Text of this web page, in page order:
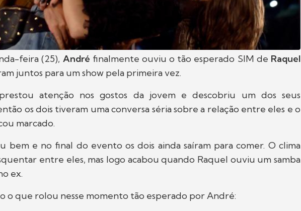
feira (25), André finalmente ouviu o tão esperado SIM de Raquel
juntos para um show pela primeira vez.
atenção nos gostos da jovem e descobriu um dos seus
os dois tiveram uma conversa séria sobre a relação entre eles e o
marcado.
bem e no final do evento os dois ainda saíram para comer. O clima
entre eles, mas logo acabou quando Raquel ouviu um samba
ex.
o que rolou nesse momento tão esperado por André: